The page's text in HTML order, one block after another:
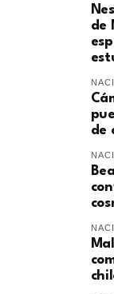
de
de